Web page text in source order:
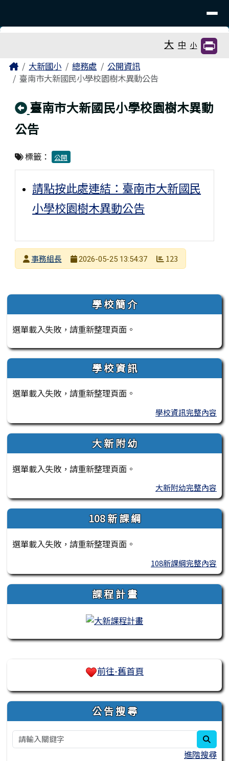
大 中 小
主內容區域
Home大新國小 總務處
公開資訊
臺南市大新國民小學校園樹木異動公告
回上頁
臺南市大新國民小學校園樹木異動
公告
標籤： 公開
請點按此處連結：臺南市大新國民
小學校園樹木異動公告
發布者事務組長
2026-05-25 13:54:37 123
左邊區域內容 學 校 簡 介
選單載入失敗，請重新整理頁面。
學 校 資 訊
選單載入失敗，請重新整理頁面。
學校資訊完整內容
大 新 附 幼
選單載入失敗，請重新整理頁面。
大新附幼完整內容
108 新 課 綱
選單載入失敗，請重新整理頁面。
108新課綱完整內容
課 程 計 畫
前往-舊首頁
公 告 搜 尋
進階搜尋
頁尾區域